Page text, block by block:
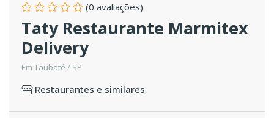
(0 avaliações)
Taty Restaurante Marmitex
Delivery
Em Taubaté / SP
Restaurantes e similares